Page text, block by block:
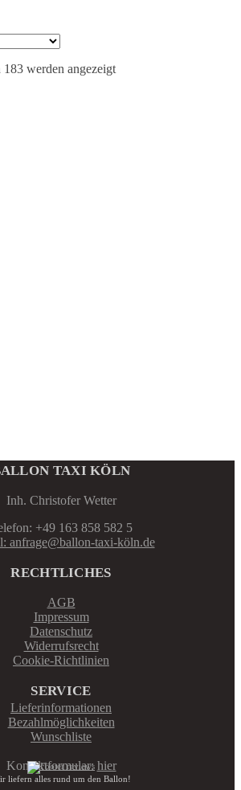
werden angezeigt
TAXI KÖLN
Inh. Christofer Wetter
+49 163 858 582 5
anfrage@ballon-taxi-köln.de
RECHTLICHES
AGB
Impressum
Datenschutz
Widerrufsrecht
Cookie-Richtlinien
SERVICE
Lieferinformationen
Bezahlmöglichkeiten
Wunschliste
Kontaktformular:hier
liefern alles rund um den Ballon!